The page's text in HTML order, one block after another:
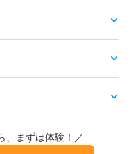
、まずは体験！／